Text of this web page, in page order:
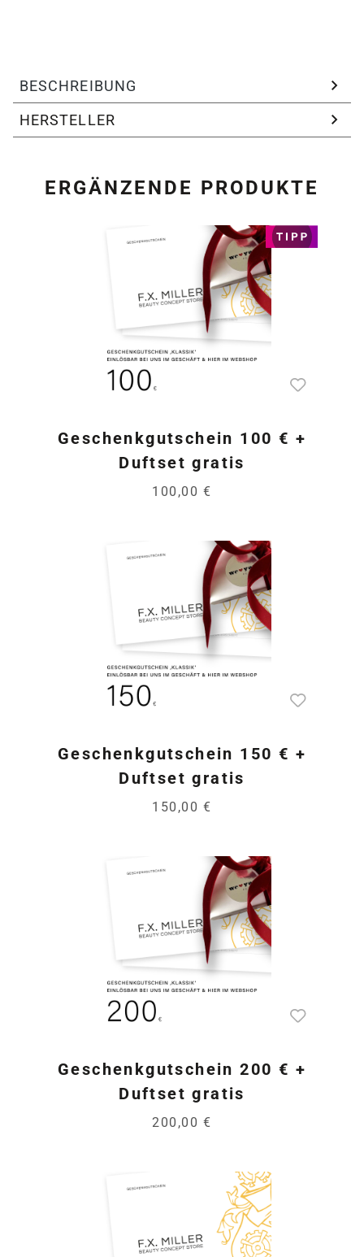
BESCHREIBUNG
HERSTELLER
ERGÄNZENDE PRODUKTE
Geschenkgutschein 100 € +
Duftset gratis
100,00 €
Geschenkgutschein 150 € +
Duftset gratis
150,00 €
Geschenkgutschein 200 € +
Duftset gratis
200,00 €